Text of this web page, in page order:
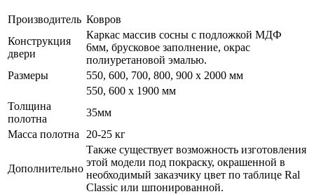
Производитель Ковров
Конструкция
двери
Каркас массив сосны с подложкой МДФ
6мм, брусковое заполнение, окрас
полиуретановой эмалью.
Размеры
550, 600, 700, 800, 900 x 2000 мм
550, 600 х 1900 мм
Толщина
полотна
35мм
Масса полотна
20-25 кг
Дополнительно
Также существует возможность изготовления
этой модели под покраску, окрашенной в
необходимый заказчику цвет по таблице Ral
Classic или шпонированной.